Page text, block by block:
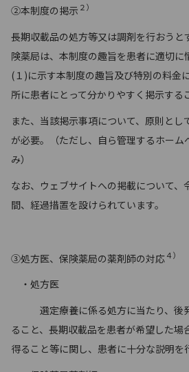
②本制度の掲示 ２）
長期収載品の処方等又は調剤を行おうと
険薬局は、本制度の趣旨を患者に適切に
(１)に示す本制度の趣旨及び特別の料金
所に患者にとって分かりやすく掲示する
また、当該掲示事項について、原則とし
が必要。（ただし、自ら管理するホーム
み）
なお、ウェブサイトへの掲載について、
間、経過措置を設けられています。
③処方医、保険薬局の薬剤師の対応４）
・処方医
選定療養に係る処方に当たり、後
ること、長期収載品を患者が希望した場
得ること等に関し、患者に十分な説明を